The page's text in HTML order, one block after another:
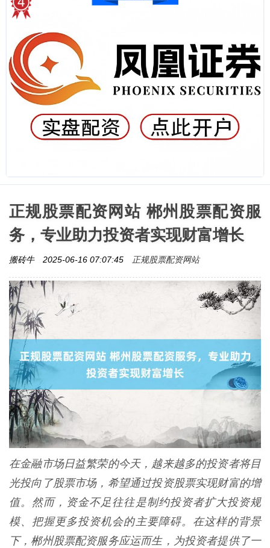
正规股票配资网站 郴州股票配资服
务，专业助力投资者实现财富增长
搬砖牛 2025-06-16 07:07:45 正规股票配资网站
在金融市场日益繁荣的今天，越来越多的投资者将目
光投向了股票市场，希望通过投资股票实现财富的增
值。然而，资金不足往往是制约投资者扩大投资规
模、把握更多投资机会的主要障碍。在这样的背景
下，郴州股票配资服务应运而生，为投资者提供了一